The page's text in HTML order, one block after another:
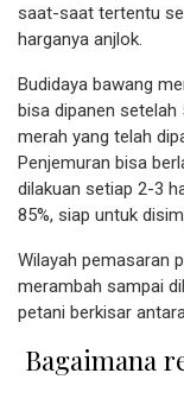
saat-saat tertentu
harganya anjlok.
Budidaya bawang
bisa dipanen setelah
merah yang telah
Penjemuran bisa
dilakuan setiap 2-3
85%, siap untuk
Wilayah pemasaran
merambah sampai
petani berkisar
Bagaimana